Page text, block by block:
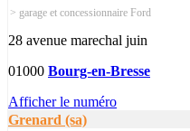
> garage et concessionnaire Ford
28 avenue marechal juin
01000 Bourg-en-Bresse
Afficher le numéro
Grenard (sa)